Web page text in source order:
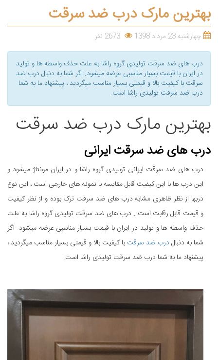
بهترین مارک درب ضد سرقت
چهارشنبه 23 مرداد 1398
درب های ضد سرقت تولیدی گروه راشا به علت حذف واسطه ها و تولید
در ایران با قیمت بسیار مناسبی عرضه میشود. اگر شما به دنبال درب ضد
سرقت با کیفیت بالا و قیمتی بسیار مناسب میگردید ، پیشنهاد ما به شما
درب ضد سرقت تولیدی راشا است.
بهترین مارک درب ضد سرقت
درب های ضد سرقت ایرانی
درب های ضد سرقت ایرانی تولیدی گروه راشا و در ایران مونتاژ میشود و
این درب ها با این کیفیت قابل مقایسه با نمونه های خارجی است ، اين نوع
دربها از نظر ظاهری مشابه درب های ضد سرقت ترک بوده و از نظر کیفیت
و قیمت قابل رقابت است . درب های ضد سرقت تولیدی گروه راشا به علت
حذف واسطه ها و تولید در ایران با قیمت بسیار مناسبی عرضه میشود. اگر
شما به دنبال درب ضد سرقت با کیفیت بالا و قیمتی بسیار مناسب میگردید ،
پیشنهاد ما به شما درب ضد سرقت تولیدی راشا است.